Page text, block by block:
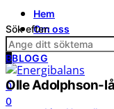
Hem
Om oss
Kontakt
0
0
Sök efter:
BBLOGG
Olle Adolphson-